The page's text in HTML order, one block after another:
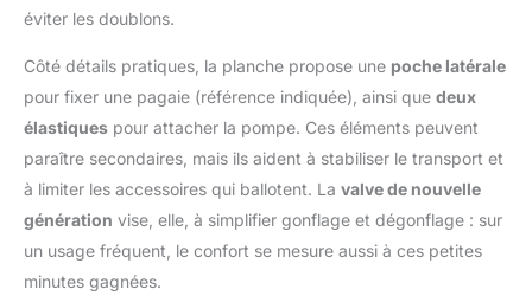
éviter les doublons.
Côté détails pratiques, la planche propose une poche latérale
pour fixer une pagaie (référence indiquée), ainsi que deux
élastiques pour attacher la pompe. Ces éléments peuvent
paraître secondaires, mais ils aident à stabiliser le transport et
à limiter les accessoires qui ballotent. La valve de nouvelle
génération vise, elle, à simplifier gonflage et dégonflage : sur
un usage fréquent, le confort se mesure aussi à ces petites
minutes gagnées.